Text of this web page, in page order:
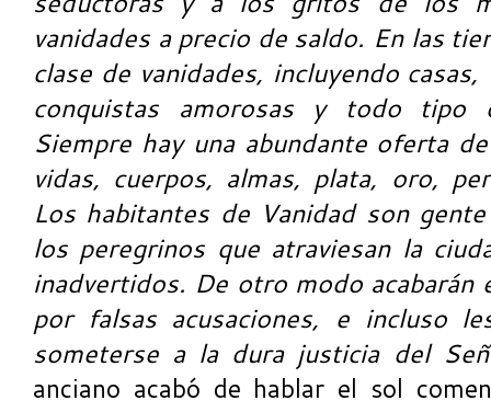
vanidades a precio de saldo. En las
clase de vanidades, incluyendo
conquistas amorosas y todo tipo
Siempre hay una abundante oferta
vidas, cuerpos, almas, plata, oro,
Los habitantes de Vanidad son
los peregrinos que atraviesan la
inadvertidos. De otro modo acabarán
por falsas acusaciones, e incluso
someterse a la dura justicia del
anciano acabó de hablar el sol